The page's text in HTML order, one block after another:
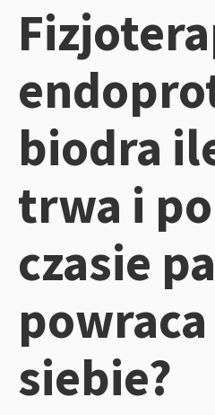
biodra
trwa i
czasie
siebie?